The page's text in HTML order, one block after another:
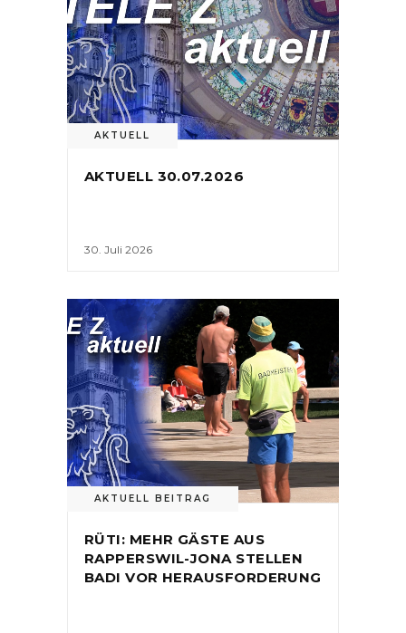
AKTUELL
AKTUELL 30.07.2026
30. Juli 2026
AKTUELL BEITRAG
RÜTI: MEHR GÄSTE AUS
RAPPERSWIL-JONA STELLEN
BADI VOR HERAUSFORDERUNG